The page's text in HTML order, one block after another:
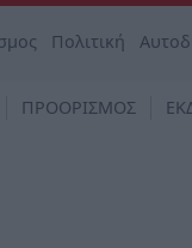
Πολιτική
ΠΡΟΟΡΙΣΜΟΣ